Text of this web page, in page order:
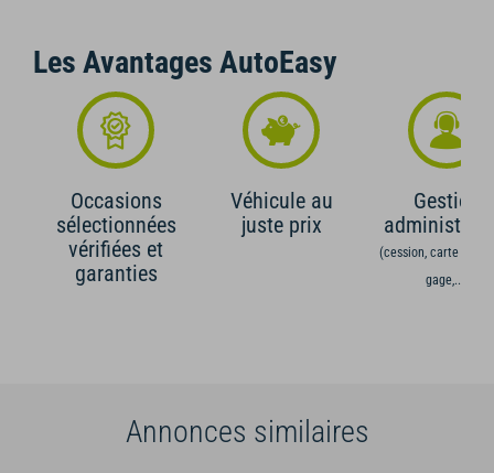
Les Avantages AutoEasy
Occasions
sélectionnées
vérifiées et
garanties
Véhicule au
juste prix
Gestion
(cession, carte grise,
gage,...)
Annonces similaires